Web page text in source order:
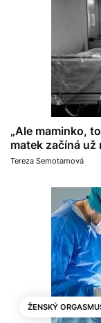
„Ale maminko,
matek začíná už
Tereza Semotamová
ŽENSKÝ